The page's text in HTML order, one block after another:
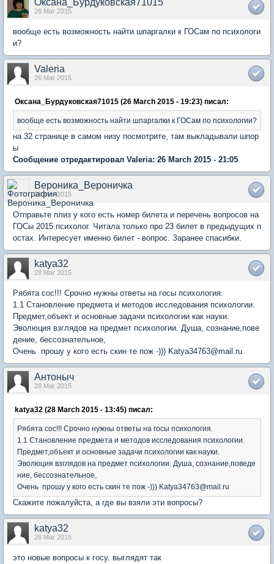
Оксана_Бурдуковская71015
26 Mar 2015
вообще есть возможность найти шпаргалки к ГОСам по психологи
и?
Valeria
26 Mar 2015
Оксана_Бурдуковская71015 (26 March 2015 - 19:23) писал:
вообще есть возможность найти шпаргалки к ГОСам по психологии?
на 32 странице в самом низу посмотрите, там выкладывали шпор
ы
Сообщение отредактировал Valeria: 26 March 2015 - 21:05
Вероника_Вероничка
28 Mar 2015
Отправьте плиз у кого есть номер билета и перечень вопросов на
ГОСы 2015 психолог. Читала только про 23 билет в предыдущих п
остах. Интересует именно билет - вопрос. Заранее спасибки.
katya32
28 Mar 2015
Рябята сос!!! Срочно нужны ответы на госы психология.
1.1 Становление предмета и методов исследования психологии.
Предмет,объект и основные задачи психологии как науки.
Эволюция взглядов на предмет психологии. Душа, сознание,пове
дение, бессознательное,
Очень прошу у кого есть скин те пож -))) Katya34763@mail.ru
Антоныч
28 Mar 2015
katya32 (28 March 2015 - 13:45) писал:
Рябята сос!!! Срочно нужны ответы на госы психология.
1.1 Становление предмета и методов исследования психологии.
Предмет,объект и основные задачи психологии как науки.
Эволюция взглядов на предмет психологии. Душа, сознание,поведе
ние, бессознательное,
Очень прошу у кого есть скин те пож -))) Katya34763@mail.ru
Скажите пожалуйста, а где вы взяли эти вопросы?
katya32
28 Mar 2015
это новые вопросы к госу. выглядят так